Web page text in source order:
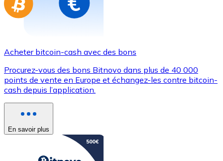
Acheter bitcoin-cash avec des bons
Procurez-vous des bons Bitnovo dans plus de 40 000
points de vente en Europe et échangez-les contre bitcoin-
cash depuis l’application.
En savoir plus